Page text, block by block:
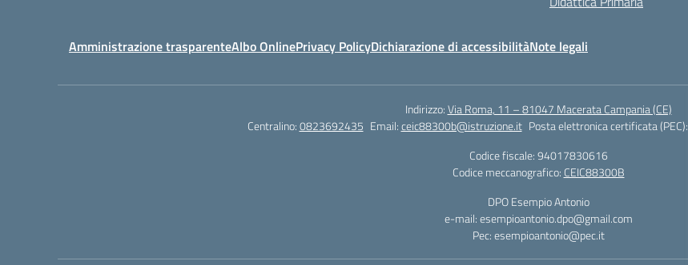
Amministrazione trasparenteAlbo OnlinePrivacy PolicyDichiarazione di accessibilitàNote legali
Indirizzo:Via Roma, 11 – 81047 Macerata Campania (CE)
Centralino:0823692435 Email:ceic88300b@istruzione.it Posta elettronica certificata (PEC):
Codice fiscale: 94017830616
Codice meccanografico: CEIC88300B
DPO Esempio Antonio
e-mail: esempioantonio.dpo@gmail.com
Pec: esempioantonio@pec.it